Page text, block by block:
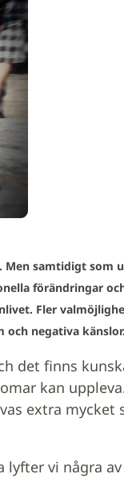
Men samtidigt som
förändringar
Fler
negativa känslor.
det finns
kan
extra mycket
lyfter vi några